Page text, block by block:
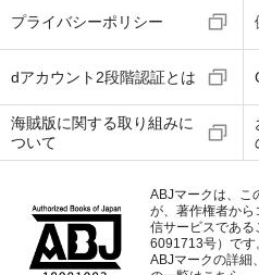
プライバシーポリシー
dアカウント2段階認証とは
海賊版に関する取り組みに
ついて
ABJマークは、こ
が、著作権者か
信サービスであ
6091713号）です
ABJマークの詳細